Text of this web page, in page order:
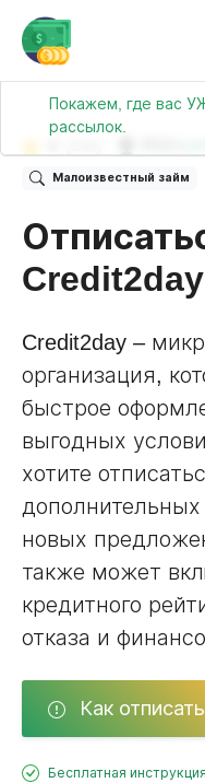
Покажем, где вас
рассылок.
Малоизвестный займ
Credit2day –
организация,
быстрое
выгодных
хотите
новых
также может
кредитного
отказа и
Как
Бесплатная